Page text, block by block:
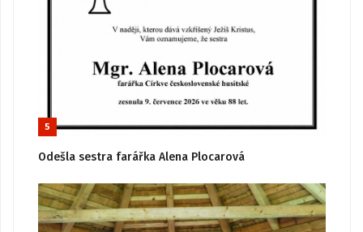
5
Odešla sestra farářka Alena Plocarová